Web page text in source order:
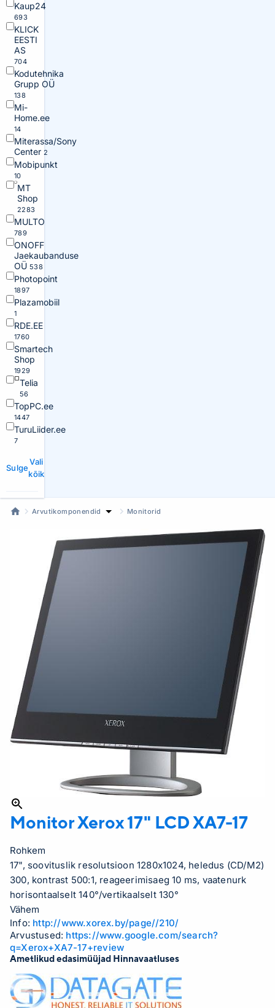
Kaup24
693
KLICK
EESTI
AS
704
Kodutehnika
Grupp OÜ
138
Mi-
Home.ee
14
Miterassa/Sony
Center 2
Mobipunkt
10
MT
Shop
2283
MULTO
789
ONOFF
Jaekaubanduse
OÜ 538
Photopoint
1897
Plazamobiil
1
RDE.EE
1760
Smartech
Shop
1929
Telia
56
TopPC.ee
1447
TuruLiider.ee
7
Sulge
Vali
kõik
Arvutikomponendid Monitorid
Monitor Xerox 17" LCDXA7-17
Rohkem
17", soovituslik resolutsioon 1280x1024, heledus (CD/M2)
300, kontrast 500:1, reageerimisaeg 10 ms, vaatenurk
horisontaalselt 140°/vertikaalselt 130°
Vähem
Info: http://www.xorex.by/page//210/
Arvustused: https://www.google.com/search?
q=Xerox+XA7-17+review
Ametlikud edasimüüjad Hinnavaatluses